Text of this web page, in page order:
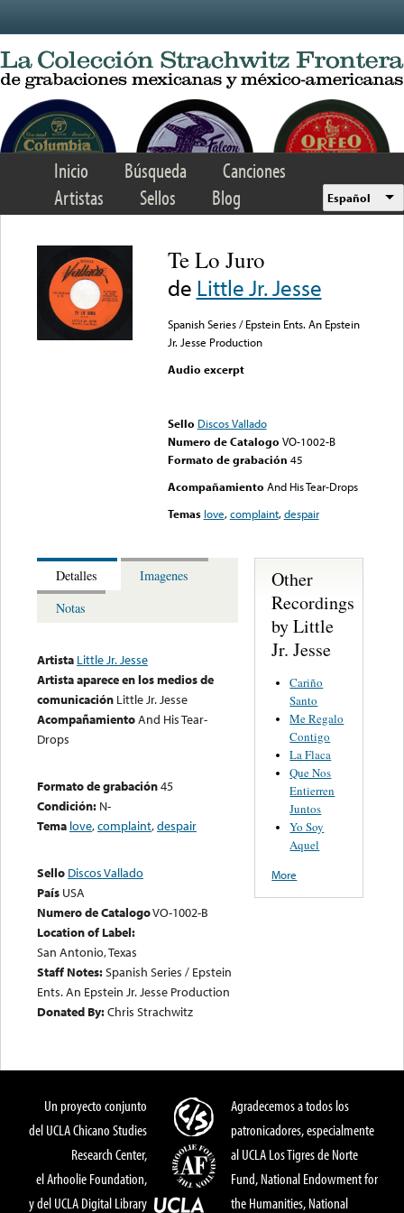
Inicio Búsqueda
Canciones
Artistas
Sellos Blog Español
Te Lo Juro
de Little Jr. Jesse
Spanish Series / Epstein Ents. An Epstein
Jr. Jesse Production
Audio excerpt
Sello Discos Vallado
Numero de Catalogo VO-1002-B
Formato de grabación 45
Acompañamiento And His Tear-Drops
Temas love,complaint,despair
Detalles
Imagenes
Notas
Artista Little Jr. Jesse
Artista aparece en los medios de
comunicación Little Jr. Jesse
AcompañamientoAnd His Tear-
Drops
Formato de grabación45
Condición: N-
Tema love,complaint,despair
Sello Discos Vallado
País USA
Numero de CatalogoVO-1002-B
Location of Label:
San Antonio, Texas
Staff Notes:Spanish Series / Epstein
Ents. An Epstein Jr. Jesse Production
Donated By:Chris Strachwitz
Other
Recordings
by Little
Jr. Jesse
Cariño
Santo
Me Regalo
Contigo
La Flaca
Que Nos
Entierren
Juntos
Yo Soy
Aquel
More
Un proyecto conjunto
del UCLA Chicano Studies
Research Center,
el Arhoolie Foundation,
y del UCLA Digital Library
Agradecemos a todos los
patronicadores, especialmente
al UCLA Los Tigres de Norte
Fund, National Endowment for
the Humanities, National